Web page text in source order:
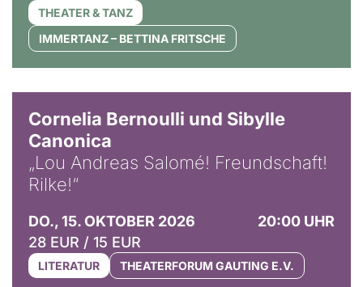
THEATER & TANZ
IMMERTANZ – BETTINA FRITSCHE
Cornelia Bernoulli und Sibylle
Canonica
„Lou Andreas Salomé! Freundschaft!
Rilke!“
DO., 15. OKTOBER 2026
20:00 UHR
28 EUR / 15 EUR
LITERATUR THEATERFORUM GAUTING E.V.